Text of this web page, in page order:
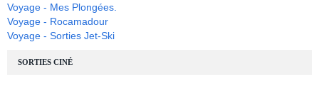
Voyage - Mes Plongées.
Voyage - Rocamadour
Voyage - Sorties Jet-Ski
SORTIES CINÉ